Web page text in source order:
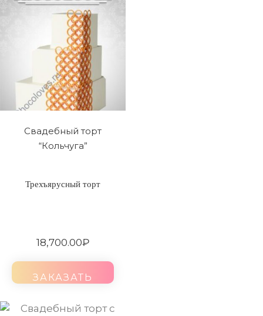
Свадебный торт
“Кольчуга”
Трехъярусный торт
18,700.00₽
ЗАКАЗАТЬ